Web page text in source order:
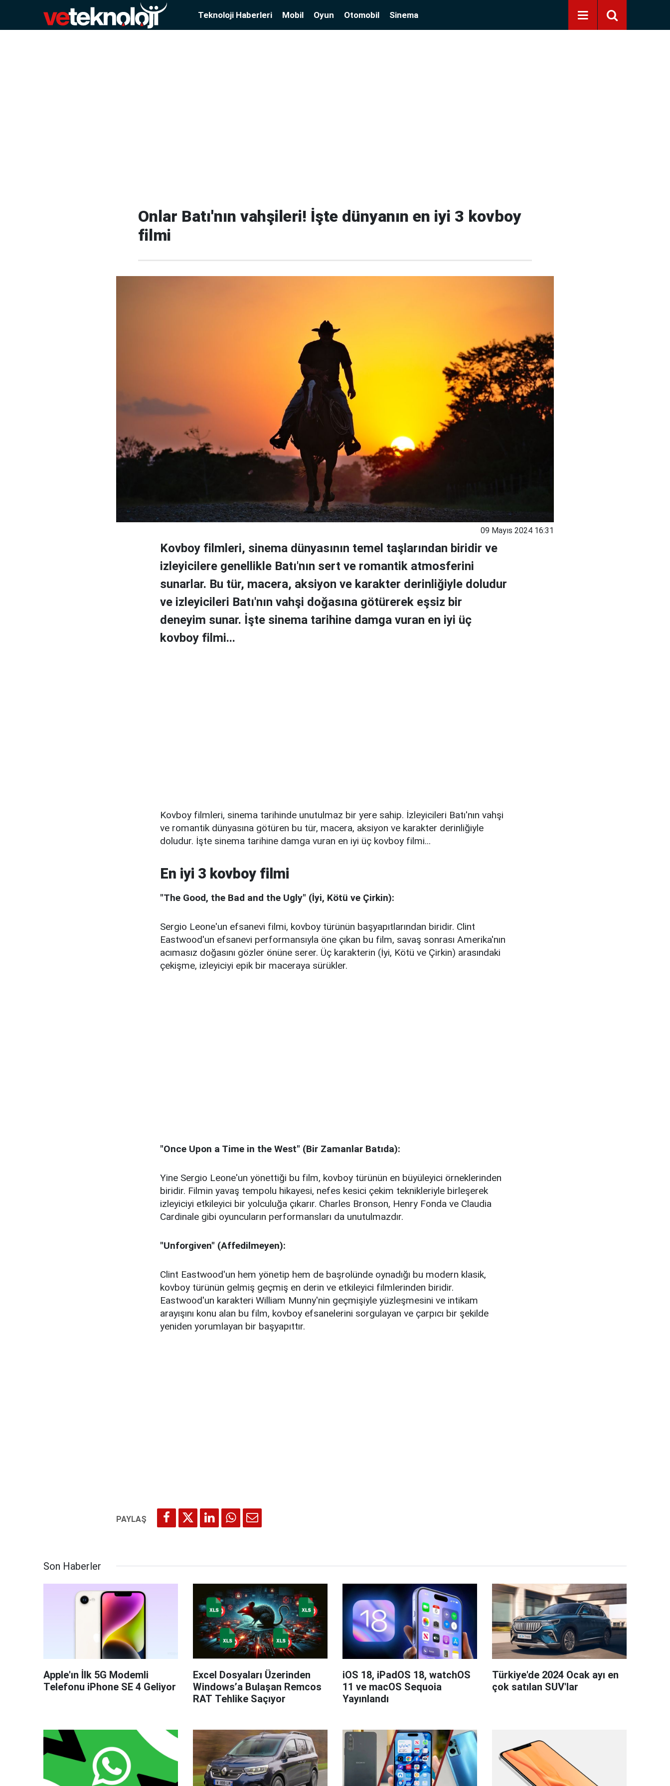
Teknoloji Haberleri Mobil Oyun Otomobil Sinema
Onlar Batı'nın vahşileri! İşte dünyanın en iyi 3 kovboy
filmi
09 Mayıs 2024 16:31
Kovboy filmleri, sinema dünyasının temel taşlarından biridir ve
izleyicilere genellikle Batı'nın sert ve romantik atmosferini
sunarlar. Bu tür, macera, aksiyon ve karakter derinliğiyle doludur
ve izleyicileri Batı'nın vahşi doğasına götürerek eşsiz bir
deneyim sunar. İşte sinema tarihine damga vuran en iyi üç
kovboy filmi...
Kovboy filmleri, sinema tarihinde unutulmaz bir yere sahip. İzleyicileri Batı'nın vahşi
ve romantik dünyasına götüren bu tür, macera, aksiyon ve karakter derinliğiyle
doludur. İşte sinema tarihine damga vuran en iyi üç kovboy filmi...
En iyi 3 kovboy filmi
"The Good, the Bad and the Ugly" (İyi, Kötü ve Çirkin):
Sergio Leone'un efsanevi filmi, kovboy türünün başyapıtlarından biridir. Clint
Eastwood'un efsanevi performansıyla öne çıkan bu film, savaş sonrası Amerika'nın
acımasız doğasını gözler önüne serer. Üç karakterin (İyi, Kötü ve Çirkin) arasındaki
çekişme, izleyiciyi epik bir maceraya sürükler.
"Once Upon a Time in the West" (Bir Zamanlar Batıda):
Yine Sergio Leone'un yönettiği bu film, kovboy türünün en büyüleyici örneklerinden
biridir. Filmin yavaş tempolu hikayesi, nefes kesici çekim teknikleriyle birleşerek
izleyiciyi etkileyici bir yolculuğa çıkarır. Charles Bronson, Henry Fonda ve Claudia
Cardinale gibi oyuncuların performansları da unutulmazdır.
"Unforgiven" (Affedilmeyen):
Clint Eastwood'un hem yönetip hem de başrolünde oynadığı bu modern klasik,
kovboy türünün gelmiş geçmiş en derin ve etkileyici filmlerinden biridir.
Eastwood'un karakteri William Munny'nin geçmişiyle yüzleşmesini ve intikam
arayışını konu alan bu film, kovboy efsanelerini sorgulayan ve çarpıcı bir şekilde
yeniden yorumlayan bir başyapıttır.
Son Haberler
Apple'ın İlk 5G Modemli
Telefonu iPhone SE 4 Geliyor
Excel Dosyaları Üzerinden
Windows’a Bulaşan Remcos
RAT Tehlike Saçıyor
iOS 18, iPadOS 18, watchOS
11 ve macOS Sequoia
Yayınlandı
Türkiye'de 2024 Ocak ayı en
çok satılan SUV'lar